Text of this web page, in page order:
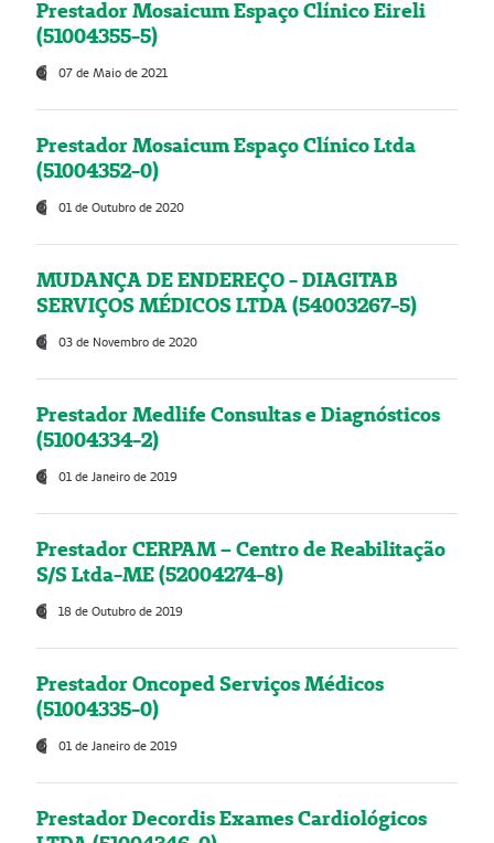
Prestador Mosaicum Espaço Clínico Eireli
(51004355-5)
07 de Maio de 2021
Prestador Mosaicum Espaço Clínico Ltda
(51004352-0)
01 de Outubro de 2020
MUDANÇA DE ENDEREÇO - DIAGITAB
SERVIÇOS MÉDICOS LTDA (54003267-5)
03 de Novembro de 2020
Prestador Medlife Consultas e Diagnósticos
(51004334-2)
01 de Janeiro de 2019
Prestador CERPAM – Centro de Reabilitação
S/S Ltda-ME (52004274-8)
18 de Outubro de 2019
Prestador Oncoped Serviços Médicos
(51004335-0)
01 de Janeiro de 2019
Prestador Decordis Exames Cardiológicos